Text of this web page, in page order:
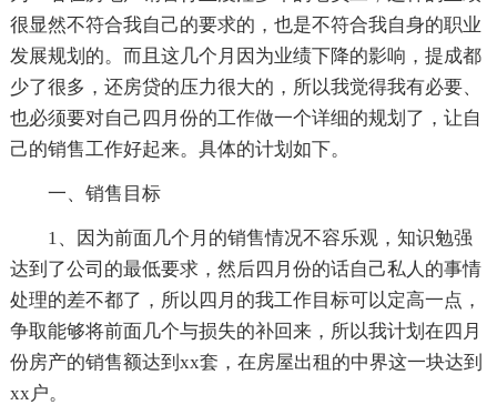
很显然不符合我自己的要求的，也是不符合我自身的职业
发展规划的。而且这几个月因为业绩下降的影响，提成都
少了很多，还房贷的压力很大的，所以我觉得我有必要、
也必须要对自己四月份的工作做一个详细的规划了，让自
己的销售工作好起来。具体的计划如下。
一、销售目标
1、因为前面几个月的销售情况不容乐观，知识勉强
达到了公司的最低要求，然后四月份的话自己私人的事情
处理的差不都了，所以四月的我工作目标可以定高一点，
争取能够将前面几个与损失的补回来，所以我计划在四月
份房产的销售额达到xx套，在房屋出租的中界这一块达到
xx户。